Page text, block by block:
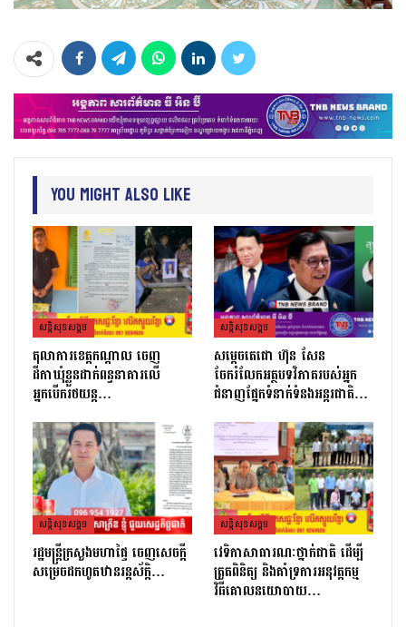
You Might Also Like
សន្តិសុខសង្គម
តុលាការខេត្តកណ្ដាល ចេញ
ដីកាឃុំខ្លួនដាក់ពន្ធនាគារលើ
អ្នកបើករថយន្ត…
សន្តិសុខសង្គម
សម្តេចតេជោ ហ៊ុន សែន
ចែករំលែកអត្ថបទវិភាគរបស់អ្នក
ជំនាញផ្នែកទំនាក់ទំនងអន្តរជាតិ…
សន្តិសុខសង្គម
រដ្ឋមន្ដ្រីក្រសួងមហាផ្ទៃ ចេញសេចក្តី
សម្រេចដកហូតឋានរន្តស័ក្តិ…
សន្តិសុខសង្គម
វេទិកាសាធារណៈថ្នាក់ជាតិ ដើម្បី
ត្រួតពិនិត្យ និងគាំទ្រការអនុវត្តកម្ម
វិធីគោលនយោបាយ…